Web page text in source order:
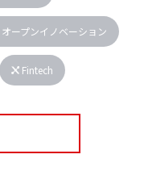
オープンイノベーション
Fintech